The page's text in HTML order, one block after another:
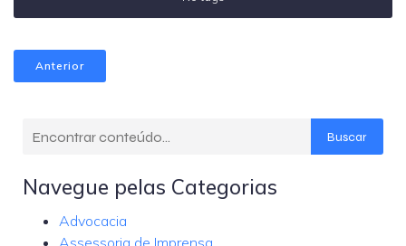
Anterior
Buscar
Navegue pelas Categorias
Advocacia
Assessoria de Imprensa